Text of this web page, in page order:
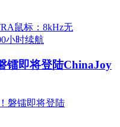
镭即将登陆ChinaJoy